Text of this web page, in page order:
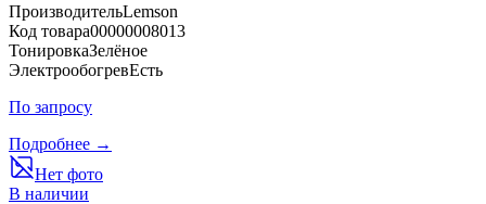
ПроизводительLemson
Код товара00000008013
ТонировкаЗелёное
ЭлектрообогревЕсть
По запросу
Подробнее →
Нет фото
В наличии